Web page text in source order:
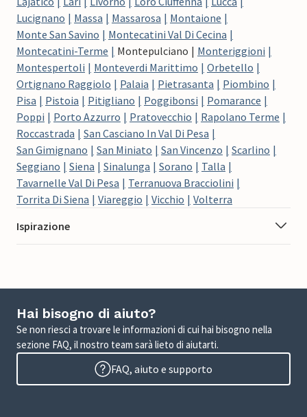
Lucignano
Massa Massarosa
Montaione
Monte San Savino
Montecatini Val Di Cecina
Montecatini-Terme
Montepulciano
Monteriggioni
Montespertoli
Monteverdi Marittimo
Orbetello
Ortignano Raggiolo
Palaia Pietrasanta
Piombino
Pisa
Pistoia Pitigliano Poggibonsi
Pomarance
Poppi
Porto Azzurro Pratovecchio
Rapolano Terme
Roccastrada
San Casciano In Val Di Pesa
San Gimignano
San Miniato San Vincenzo
Scarlino
Seggiano
Siena Sinalunga Sorano
Talla
Tavarnelle Val Di Pesa
Terranuova Bracciolini
Torrita Di Siena
Viareggio Vicchio
Volterra
Ispirazione
Hai bisogno di aiuto?
Se non riesci a trovare le informazioni di cui hai bisogno nella
sezione FAQ, il nostro team sarà lieto di aiutarti.
FAQ, aiuto e supporto